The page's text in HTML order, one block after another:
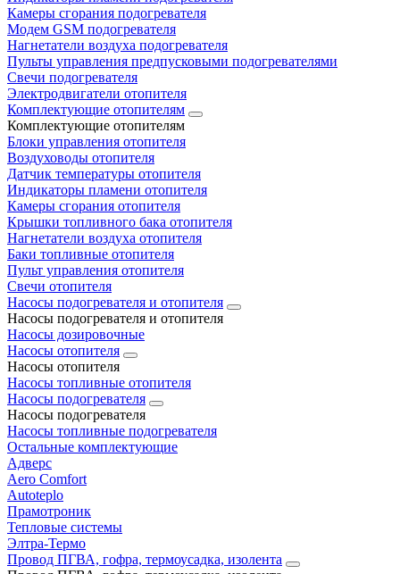
Камеры сгорания подогревателя
Модем GSM подогревателя
Нагнетатели воздуха подогревателя
Пульты управления предпусковыми подогревателями
Свечи подогревателя
Электродвигатели отопителя
Комплектующие отопителям
Комплектующие отопителям
Блоки управления отопителя
Воздуховоды отопителя
Датчик температуры отопителя
Индикаторы пламени отопителя
Камеры сгорания отопителя
Крышки топливного бака отопителя
Нагнетатели воздуха отопителя
Баки топливные отопителя
Пульт управления отопителя
Свечи отопителя
Насосы подогревателя и отопителя
Насосы подогревателя и отопителя
Насосы дозировочные
Насосы отопителя
Насосы отопителя
Насосы топливные отопителя
Насосы подогревателя
Насосы подогревателя
Насосы топливные подогревателя
Остальные комплектующие
Адверс
Aero Comfort
Autoteplo
Прамотроник
Тепловые системы
Элтра-Термо
Провод ПГВА, гофра, термоусадка, изолента